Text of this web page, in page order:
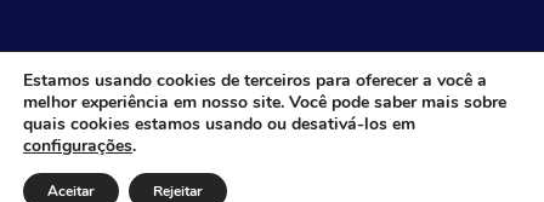
CÂMARA MUNICIPAL DE ITACARAMBI - MG
Endereço: Av. Juca Nascimento, n.º 240, Nossa Senhora
de Fátima, Itacarambi/MG – CEP: 39470-000 Email:
Estamos usando cookies de terceiros para oferecer a você a
melhor experiência em nosso site. Você pode saber mais sobre
quais cookies estamos usando ou desativá-los em
configurações.
Aceitar Rejeitar